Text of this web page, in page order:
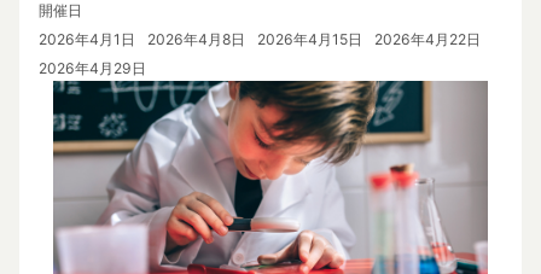
開催日
2026年4月1日
2026年4月8日 2026年4月15日
2026年4月22日
2026年4月29日